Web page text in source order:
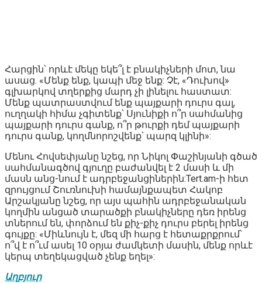
Հարցին՝ որևէ մեկը եկե՞լ է բնակիչների մոտ, նա
ասաց. «Մենք ենք, կապի մեջ ենք: Չէ, «Դուխով»
գլխարկով տղերքից մարդ չի լինելու հաստատ:
Մենք պատրաստվում ենք պայքարի դուրս գալ,
ուղղակի հիմա չգիտենք՝ Սյունիքի ո՞ր սահմանից
պայքարի դուրս գանք, ո՞ր թուրքի դեմ պայքարի
դուրս գանք, կողմնորոշվենք՝ պարզ կլինի»:
Մենու Հովսեփյանը նշեց, որ Նիկոլ Փաշինյանի գծած
սահմանագծով գյուղը բաժանվել է 2 մասի և մի
մասն անց-նում է ադրբեջանցիներին:Tert.am-ի հետ
զրույցում Շուռնուխի համայնքապետ Հակոբ
Արշակյանը նշեց, որ այս պահին ադրբեջանական
կողմին անցած տարածքի բնակիչները դեռ իրենց
տներում են, փորձում են քիչ-քիչ դուրս բերել իրենց
գույքը: «Միևնույն է, մեզ մի հարց է հետաքրքրում՝
ո՞վ է ո՞ւմ ասել 10 օրյա ժամկետի մասին, մենք որևէ
կերպ տեղեկացված չենք եղել»:
Աղբյուր